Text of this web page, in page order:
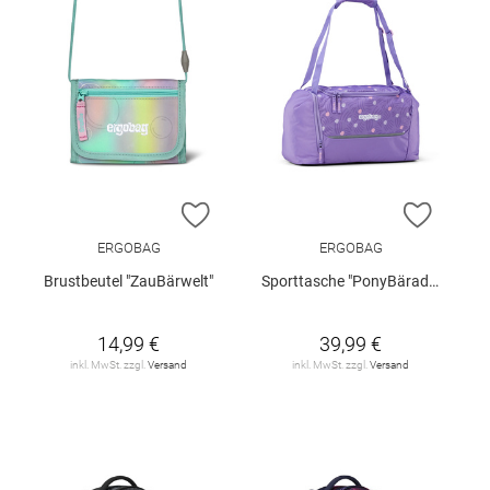
ZUR WUNSCHLISTE HINZUFÜGEN
ERGOBAG
Brustbeutel "ZauBärwelt"
14,99 €
inkl. MwSt. zzgl. Versand
ZUR
ERGOBAG
Sporttasche "PonyBäradies"
39,99 €
inkl. MwSt. zzgl. Versand